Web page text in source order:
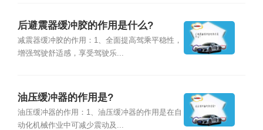
后避震器缓冲胶的作用是什么?
减震器缓冲胶的作用：1、全面提高驾乘平稳性，
增强驾驶舒适感，享受驾驶乐...
油压缓冲器的作用是?
油压缓冲器的作用：1、油压缓冲器的作用是在自
动化机械作业中可减少震动及...